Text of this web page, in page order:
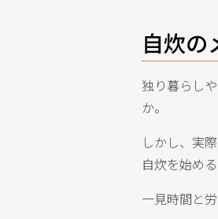
自炊の
独り暮らし
か。
しかし、実
自炊を始め
一見時間と